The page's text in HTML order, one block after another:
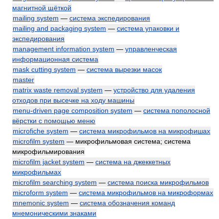
магнитной щёткой
mailing system — система экспедирования
mailing and packaging system — система упаковки и
экспедирования
management information system — управленческая
информационная система
mask cutting system — система вырезки масок
master
matrix waste removal system — устройство для удаления
отходов при высечке на ходу машины
menu-driven page composition system — система пополосной
вёрстки с помощью меню
microfiche system — система микрофильмов на микрофишах
microfilm system — микрофильмовая система; система
микрофильмирования
microfilm jacket system — система на джеккетных
микрофильмах
microfilm searching system — система поиска микрофильмов
microform system — система микрофильмов на микроформах
mnemonic system — система обозначения команд
мнемоническими знаками